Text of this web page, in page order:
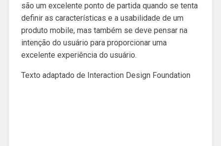
são um excelente ponto de partida quando se tenta
definir as características e a usabilidade de um
produto mobile, mas também se deve pensar na
intenção do usuário para proporcionar uma
excelente experiência do usuário.
Texto adaptado de Interaction Design Foundation